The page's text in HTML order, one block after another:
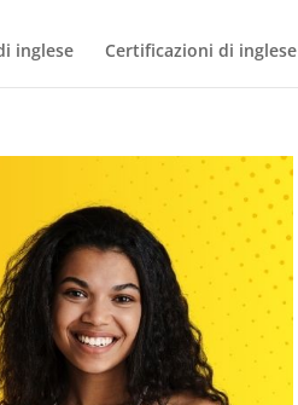
inglese Certificazioni di inglese